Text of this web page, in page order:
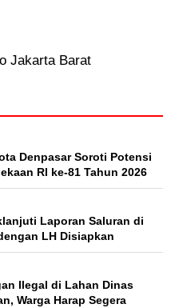
Jakarta Barat
Denpasar Soroti Potensi
RI ke-81 Tahun 2026
Laporan Saluran di
LH Disiapkan
Ilegal di Lahan Dinas
Warga Harap Segera